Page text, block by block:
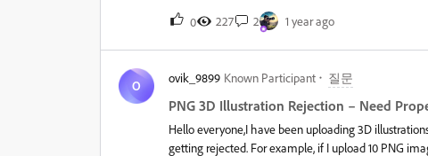
문제에는 노출 문제, 소프트 포커스, 과도한 필
술 요구사항을 자세히 알아보십시오.당사에서
페이지를 방문해 보시기 바랍니다.귀하의 이미
니다.
0 227 2 1 year ago
O
ovik_9899 Known Participant 질문
PNG 3D Illustration Rejection – Need
Hello everyone,I have been uploading 3D
getting rejected. For example, if I upload 10 PNG